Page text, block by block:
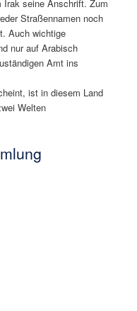
Irak seine Anschrift. Zum
Straßennamen noch
Auch wichtige
nur auf Arabisch
Amt ins
ist in diesem Land
Welten